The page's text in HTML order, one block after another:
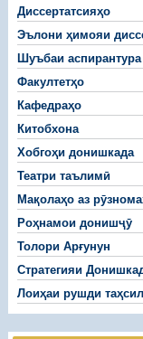
Диссертатсияҳо
Эълони ҳимояи
Шуъбаи аспирантура
Факултетҳо
Кафедраҳо
Китобхона
Хобгоҳи донишкада
Театри таълимӣ
Мақолаҳо аз
Роҳнамои донишҷӯ
Толори Арғунун
Стратегияи
Лоиҳаи рушди